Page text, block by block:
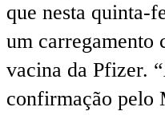
que nesta quinta-
um carregamento
vacina da Pfizer.
confirmação pelo